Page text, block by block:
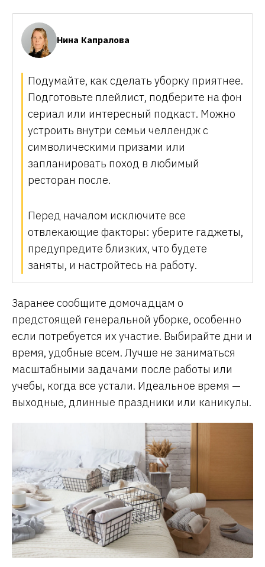
Нина Капралова
Подумайте, как сделать уборку приятнее.
Подготовьте плейлист, подберите на фон
сериал или интересный подкаст. Можно
устроить внутри семьи челлендж с
символическими призами или
запланировать поход в любимый
ресторан после.
Перед началом исключите все
отвлекающие факторы: уберите гаджеты,
предупредите близких, что будете
заняты, и настройтесь на работу.
Заранее сообщите домочадцам о
предстоящей генеральной уборке, особенно
если потребуется их участие. Выбирайте дни и
время, удобные всем. Лучше не заниматься
масштабными задачами после работы или
учебы, когда все устали. Идеальное время —
выходные, длинные праздники или каникулы.